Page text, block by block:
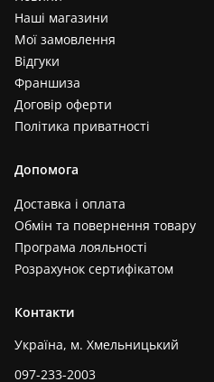
Наші магазини
Мої замовлення
Відгуки
Франшиза
Договір оферти
Політика приватності
Допомога
Доставка і оплата
Обмін та повернення товару
Програма лояльності
Розрахунок сертифікатом
Контакти
Україна, м. Хмельницький
097-233-2003